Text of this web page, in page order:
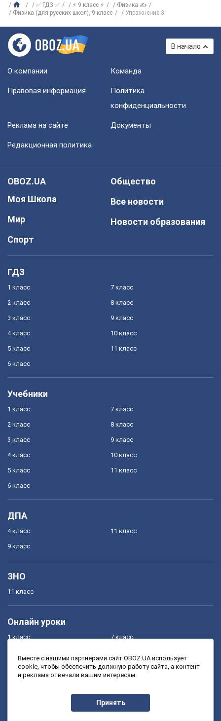
✅ ГДЗ ✅ ⚡ 9 класс ⚡
Физика ✍
Физика (для русских школ), 9 класс
Упражнение 3
В начало
О компании Команда
Правовая информация
Политика
конфиденциальности
Реклама на сайте Документы
Редакционная политика
OBOZ.UA
Моя Школа
Мир
Спорт
Общество
Все новости
Новости образования
ГДЗ
1 класс
2 класс
3 класс
4 класс
5 класс
6 класс
7 класс
8 класс
9 класс
10 класс
11 класс
Учебники
1 класс
2 класс
3 класс
4 класс
5 класс
6 класс
7 класс
8 класс
9 класс
10 класс
11 класс
ДПА
4 класс
9 класс
11 класс
ЗНО
11 класс
Онлайн уроки
1 класс
3 класс
7 класс
9 класс
Вместе с нашими партнерами сайт OBOZ.UA использует
cookie, чтобы обеспечить должную работу сайта, а контент
и реклама отвечали вашим интересам.
Принять